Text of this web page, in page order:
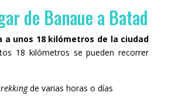
de Banaue a Batad
a unos 18 kilómetros de la ciudad
18 kilómetros se pueden recorrer
de varias horas o días